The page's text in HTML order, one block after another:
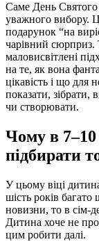
Саме День Святого
уважного вибору.
подарунок “на
чарівний
маловисвітлені
на те, як вона
цікавість і що для
показати, зібрати,
чи створювати.
Чому в 7–10
підбирати
У цьому віці
шість років багато
новизни, то в сім-
Дитина хоче не
цим робити далі.